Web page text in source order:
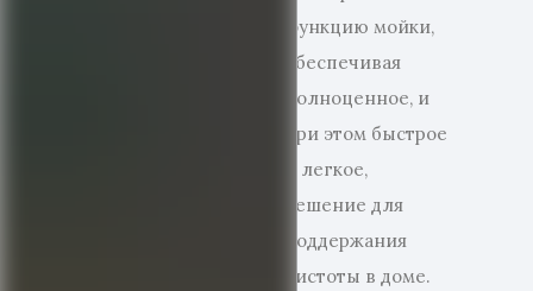
функцию мойки,
обеспечивая
полноценное, и
при этом быстрое
и легкое,
решение для
поддержания
чистоты в доме.